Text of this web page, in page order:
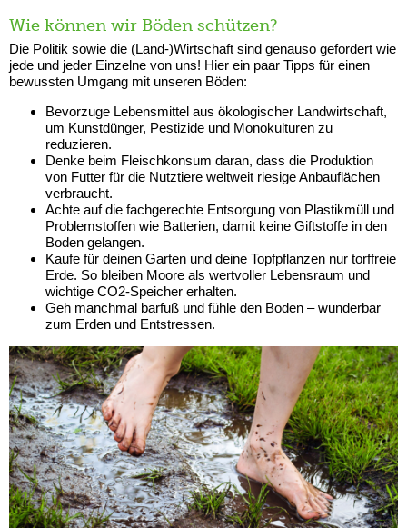
Wie können wir Böden schützen?
Die Politik sowie die (Land-)Wirtschaft sind genauso gefordert wie
jede und jeder Einzelne von uns! Hier ein paar Tipps für einen
bewussten Umgang mit unseren Böden:
Bevorzuge Lebensmittel aus ökologischer Landwirtschaft,
um Kunstdünger, Pestizide und Monokulturen zu
reduzieren.
Denke beim Fleischkonsum daran, dass die Produktion
von Futter für die Nutztiere weltweit riesige Anbauflächen
verbraucht.
Achte auf die fachgerechte Entsorgung von Plastikmüll und
Problemstoffen wie Batterien, damit keine Giftstoffe in den
Boden gelangen.
Kaufe für deinen Garten und deine Topfpflanzen nur torffreie
Erde. So bleiben Moore als wertvoller Lebensraum und
wichtige CO2-Speicher erhalten.
Geh manchmal barfuß und fühle den Boden ­– wunderbar
zum Erden und Entstressen.